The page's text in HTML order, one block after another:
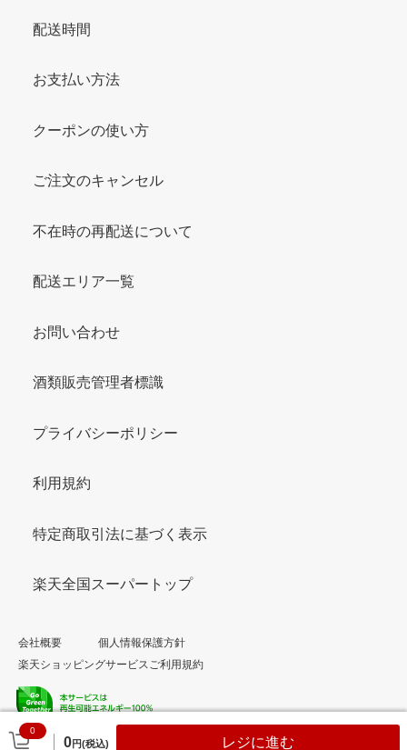
0
0円(税込) レジに進む
配送時間
お支払い方法
クーポンの使い方
ご注文のキャンセル
不在時の再配送について
配送エリア一覧
お問い合わせ
酒類販売管理者標識
プライバシーポリシー
利用規約
特定商取引法に基づく表示
楽天全国スーパートップ
会社概要
個人情報保護方針
楽天ショッピングサービスご利用規約
© Rakuten Group, Inc.